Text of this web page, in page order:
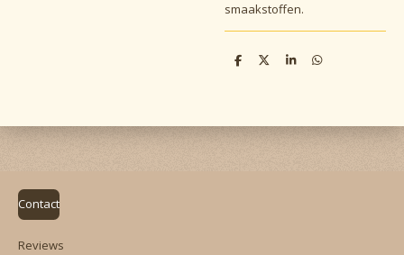
smaakstoffen.
D
D
S
D
Contact
Reviews